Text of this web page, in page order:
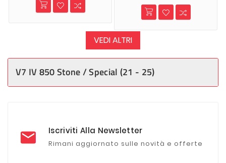
VEDI ALTRI
V7 IV 850 Stone / Special (21 - 25)
Iscriviti Alla Newsletter
Rimani aggiornato sulle novità e offerte